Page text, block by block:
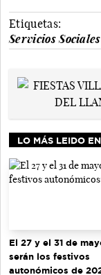
Etiquetas:
Servicios Sociales
LO MÁS LEIDO
El 27 y el 31 de
serán los festivos
autonómicos de